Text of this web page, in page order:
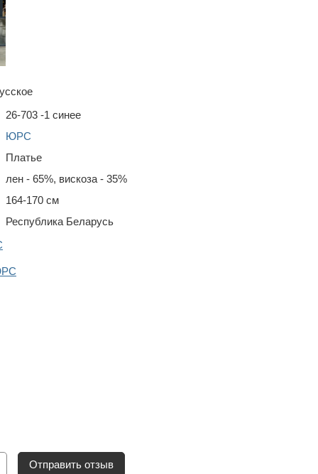
26-703 -1 синее
ЮРС
Платье
лен - 65%, вискоза - 35%
164-170 см
Республика Беларусь
Отправить отзыв